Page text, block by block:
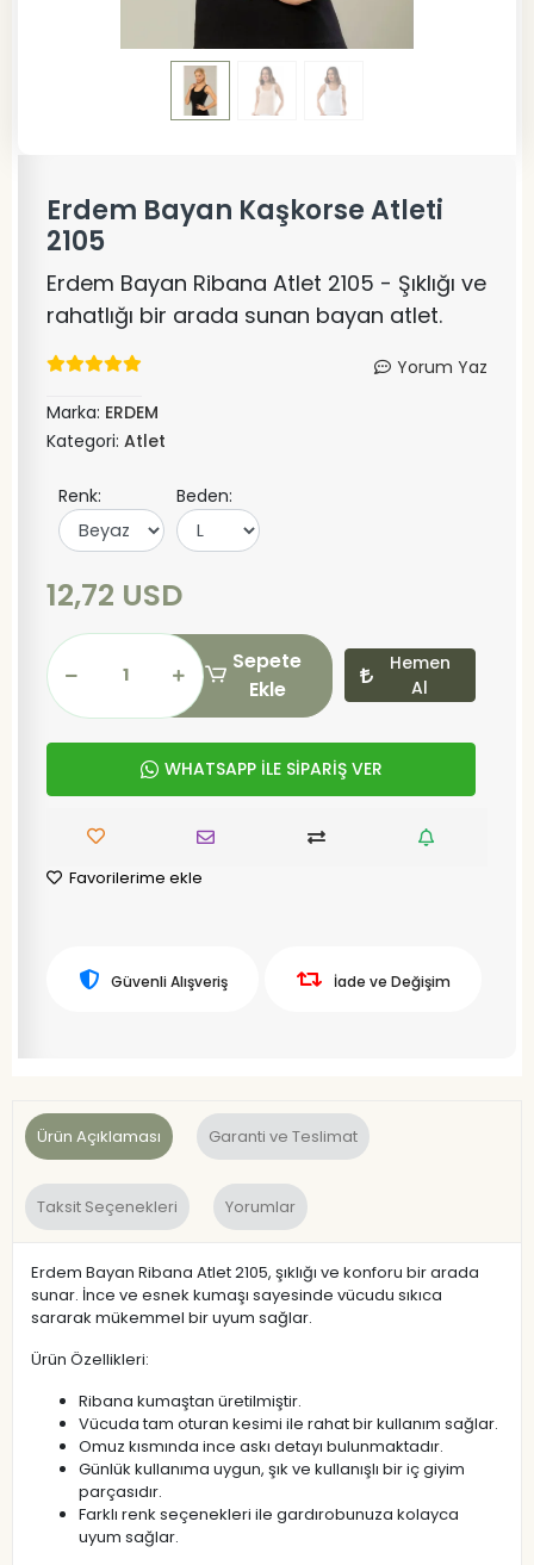
Erdem Bayan Kaşkorse Atleti
2105
Erdem Bayan Ribana Atlet 2105 - Şıklığı ve
rahatlığı bir arada sunan bayan atlet.
Yorum Yaz
Marka: ERDEM
Kategori: Atlet
Renk: Beden:
12,72 USD
Sepete
Ekle
Hemen
Al
WHATSAPP İLE SİPARİŞ VER
Favorilerime ekle
Güvenli Alışveriş İade ve Değişim
Ürün Açıklaması Garanti ve Teslimat
Taksit Seçenekleri Yorumlar
Erdem Bayan Ribana Atlet 2105, şıklığı ve konforu bir arada
sunar. İnce ve esnek kumaşı sayesinde vücudu sıkıca
sararak mükemmel bir uyum sağlar.
Ürün Özellikleri:
Ribana kumaştan üretilmiştir.
Vücuda tam oturan kesimi ile rahat bir kullanım sağlar.
Omuz kısmında ince askı detayı bulunmaktadır.
Günlük kullanıma uygun, şık ve kullanışlı bir iç giyim
parçasıdır.
Farklı renk seçenekleri ile gardırobunuza kolayca
uyum sağlar.